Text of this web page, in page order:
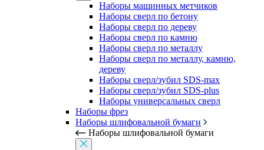
Наборы машинных метчиков
Наборы сверл по бетону
Наборы сверл по дереву
Наборы сверл по камню
Наборы сверл по металлу
Наборы сверл по металлу, камню,
дереву
Наборы сверл/зубил SDS-max
Наборы сверл/зубил SDS-plus
Наборы универсальных сверл
Наборы фрез
Наборы шлифовальной бумаги
Наборы шлифовальной бумаги